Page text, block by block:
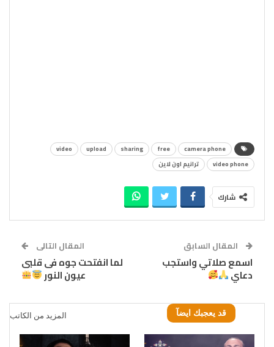
camera phone
free
sharing
upload
video
video phone
ترانيم اون لاين
شارك
المقال السابق
اسمع صلاتي واستجب
دعاي
المقال التالى
لما انفتحت جوه فى قلبى
عيون النور
قد يعجبك ايضآ المزيد من الكاتب